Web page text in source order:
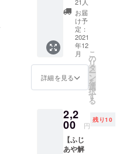
カード
付きで
お届け
します
♡ 何が
届くか
は、お
楽しみ
に！♡
しては
もちろ
ん、 男
性は奥
をお出
ししま
す。
（詳細
はお申
し込み
後にお
伝えし
ムスケ
ジュー
ル＞
10:00
小田原
き書籍
を支援
者さま
に郵送
でお届
けしま
す。
・初著
書
「ファ
ないほ
うが稼
げま
す」１
冊。 ・
21人
お届
け予
定：
2021
年12
月
詳細を見る
こ
の
リ
タ
ー
ン
を
選
択
す
る
2,2
00 円
残り10
【ふじ
あや解